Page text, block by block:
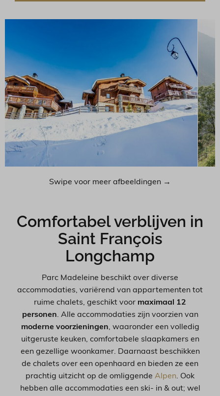
Swipe voor meer afbeeldingen →
Comfortabel verblijven in
Saint François
Longchamp
Parc Madeleine beschikt over diverse
accommodaties, variërend van appartementen tot
ruime chalets, geschikt voor maximaal 12
personen. Alle accommodaties zijn voorzien van
moderne voorzieningen, waaronder een volledig
uitgeruste keuken, comfortabele slaapkamers en
een gezellige woonkamer. Daarnaast beschikken
de chalets over een openhaard en bieden ze een
prachtig uitzicht op de omliggende Alpen. Ook
hebben alle accommodaties een ski- in & out; wel